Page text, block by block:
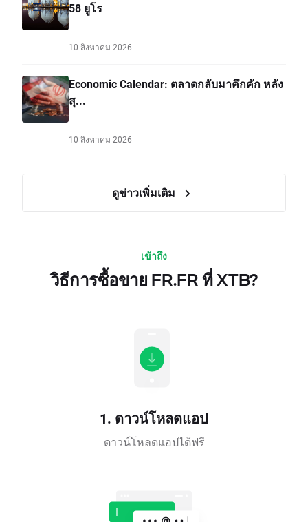
58 ยูโร
10 สิงหาคม 2026
Economic Calendar: ตลาดกลับมาคึกคัก หลัง
สุ...
10 สิงหาคม 2026
ดูข่าวเพิ่มเติม
เข้าถึง
วิธีการซื้อขาย FR.FR ที่ XTB?
1. ดาวน์โหลดแอป
ดาวน์โหลดแอปได้ฟรี